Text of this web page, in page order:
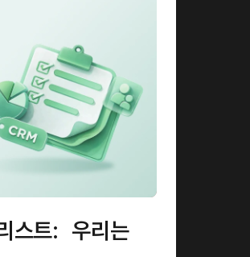
스트: 우리는